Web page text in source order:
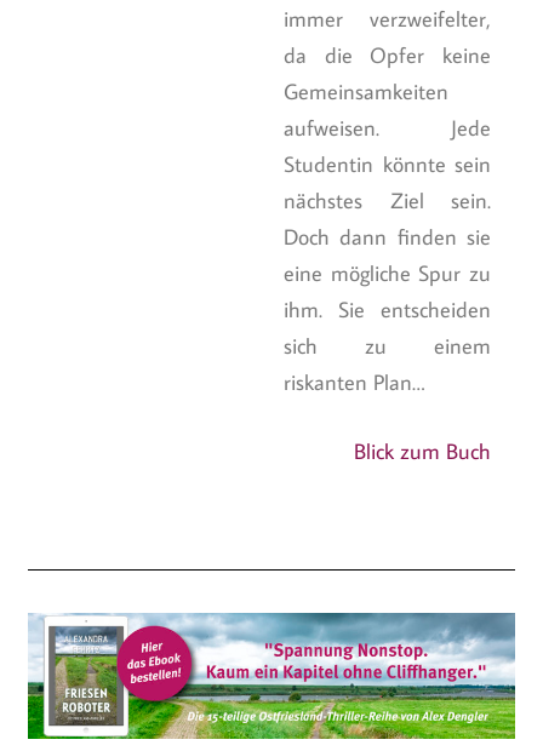
immer verzweifelter,
da die Opfer keine
Gemeinsamkeiten
aufweisen. Jede
Studentin könnte sein
nächstes Ziel sein.
Doch dann finden sie
eine mögliche Spur zu
ihm. Sie entscheiden
sich zu einem
riskanten Plan…
Blick zum Buch